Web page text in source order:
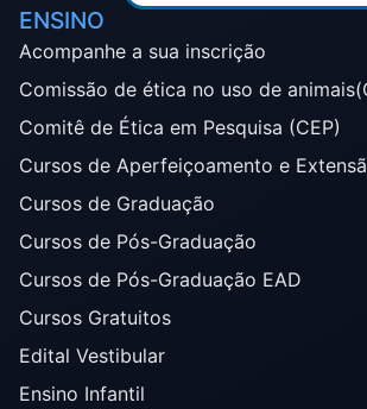
ENSINO
Acompanhe a sua inscrição
Comissão de ética no uso de
Comitê de Ética em Pesquisa (CEP)
Cursos de Aperfeiçoamento e
Cursos de Graduação
Cursos de Pós-Graduação
Cursos de Pós-Graduação EAD
Cursos Gratuitos
Edital Vestibular
Ensino Infantil